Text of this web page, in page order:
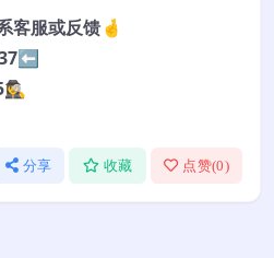
客服或反馈🤞
分享 收藏 点赞(0)